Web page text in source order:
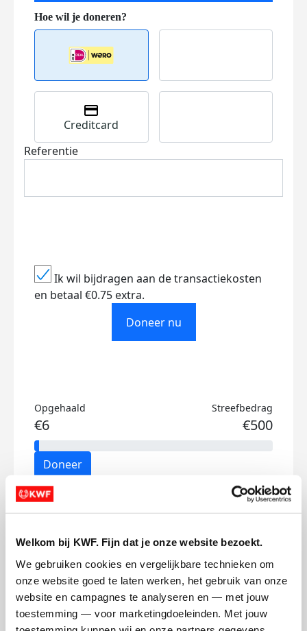
Welkom bij KWF. Fijn dat je onze website bezoekt.
We gebruiken cookies en vergelijkbare technieken om
onze website goed te laten werken, het gebruik van onze
website en campagnes te analyseren en — met jouw
toestemming — voor marketingdoeleinden. Met jouw
Creditcard
Referentie
Ik wil bijdragen aan de transactiekosten
en betaal €0.75 extra.
Doneer nu
Opgehaald
€6
Streefbedrag
€500
Doneer
Shivani's badges